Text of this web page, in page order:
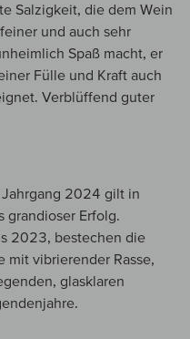
Salzigkeit, die dem Wein
und auch sehr
Spaß macht, er
Fülle und Kraft auch
Verblüffend guter
2024 gilt in
grandioser Erfolg.
2023, bestechen die
mit vibrierender Rasse,
glasklaren